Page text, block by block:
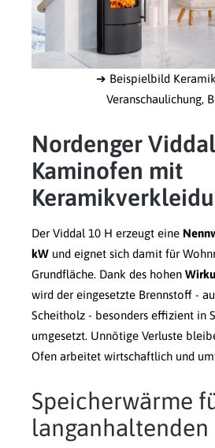
➔ Beispielbild
Veranschaulichung,
Nordenger
Kaminofen mit
Der Viddal 10 H erzeugt eine
kW und eignet sich damit für
Grundfläche. Dank des hohen
wird der eingesetzte Brennstoff -
Scheitholz - besonders effizient in
umgesetzt. Unnötige Verluste
Ofen arbeitet wirtschaftlich und
Speicherwärme
langanhaltenden